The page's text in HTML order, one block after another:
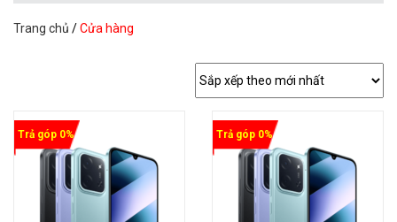
Trang chủ /Cửa hàng
Trả góp 0% Trả góp 0%